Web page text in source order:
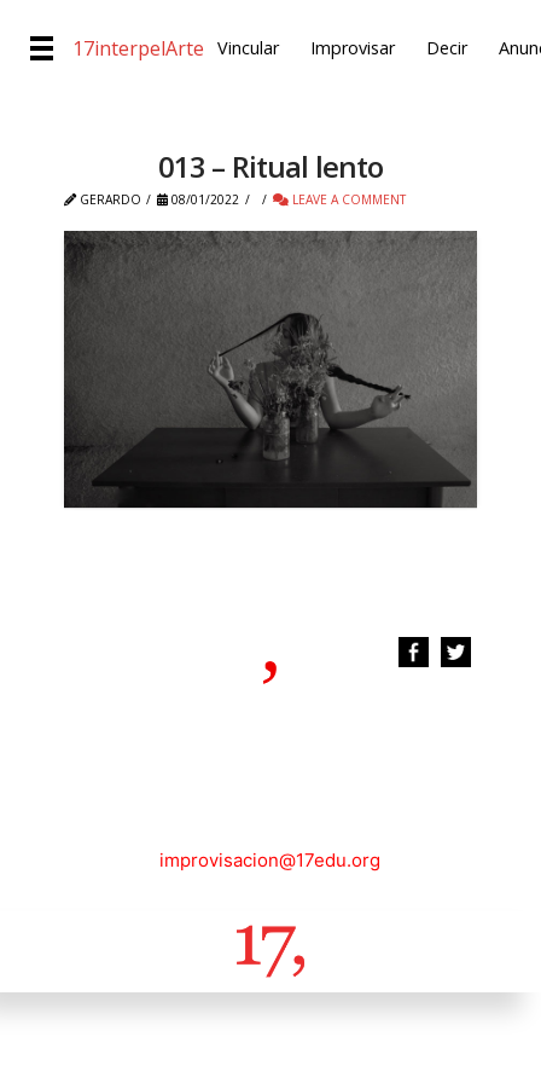
17interpelArte Vincular Improvisar Decir
013 – Ritual lento
GERARDO 08/01/2022 LEAVE A COMMENT
improvisacion@17edu.org